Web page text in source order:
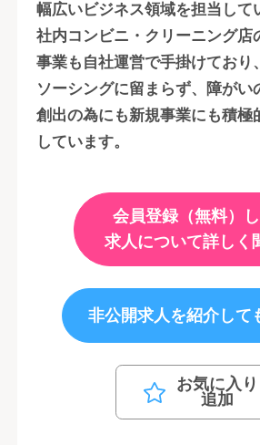
幅広いビジネス領域を担当して
社内コンビニ・クリーニング店
事業も自社運営で手掛けており
ソーシングに留まらず、障がい
創出の為にも新規事業にも積極
しています。
会員登録（無料）
求人について詳しく
非公開求人を紹介して
お気に入り
追加